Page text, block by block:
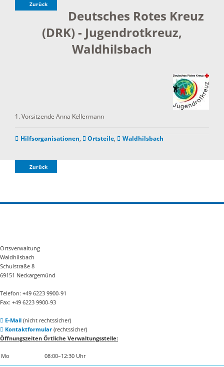
Zurück
Deutsches Rotes Kreuz
(DRK) - Jugendrotkreuz,
Waldhilsbach
1. Vorsitzende Anna Kellermann
Hilfsorganisationen, Ortsteile, Waldhilsbach
Zurück
Ortsverwaltung
Waldhilsbach
Schulstraße 8
69151 Neckargemünd
Telefon: +49 6223 9900-91
Fax: +49 6223 9900-93
E-Mail(nicht rechtssicher)
Kontaktformular(rechtssicher)
Öffnungszeiten Örtliche Verwaltungsstelle:
Mo 08:00–12:30 Uhr